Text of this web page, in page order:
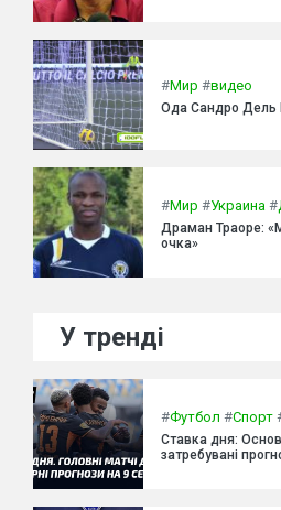
#Мир #видео
Ода Сандро Дель
#Мир #Украина #
Драман Траоре:
очка»
У тренді
#Футбол #Спорт
Ставка дня:
затребувані